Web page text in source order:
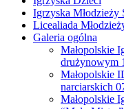
Igrzyska Młodzieży
Licealiada
Galeria ogólna
Małopolskie
drużynowym
Małopolskie
narciarskich
Małopolskie